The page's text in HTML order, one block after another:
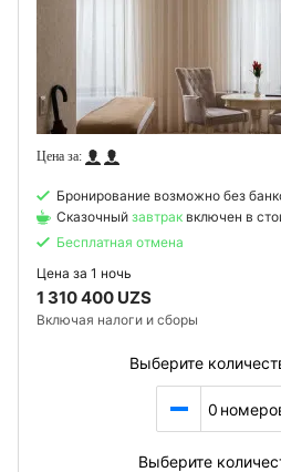
Бронирование возможно без
Сказочный завтрак включен в
Бесплатная отмена
Цена за 1 ночь
1 310 400 UZS
Включая налоги и сборы
Выберите
0
Выберите